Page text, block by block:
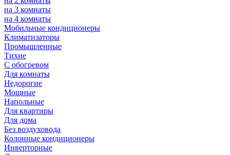
на 3 комнаты
на 4 комнаты
Мобильные кондиционеры
Климатизаторы
Промышленные
Тихие
С обогревом
Для комнаты
Недорогие
Мощные
Напольные
Для квартиры
Для дома
Без воздуховода
Колонные кондиционеры
Инверторные